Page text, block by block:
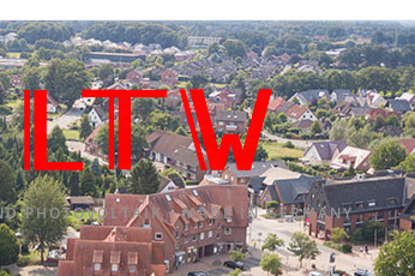
PHOTOVOLTAIK - MADE IN GERMANY